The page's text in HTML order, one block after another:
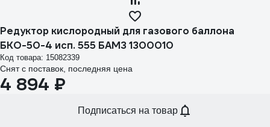
Редуктор кислородный для газового баллона
БКО-50-4 исп. 555 БАМЗ 1300010
Код товара: 15082339
Снят с поставок, последняя цена
4 894 ₽
Подписаться на товар